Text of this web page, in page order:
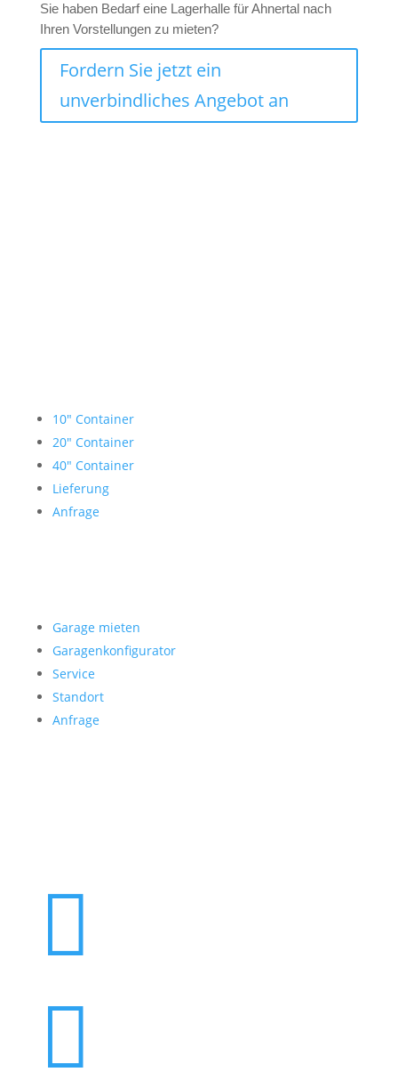
Sie haben Bedarf eine Lagerhalle für Ahnertal nach
Ihren Vorstellungen zu mieten?
Fordern Sie jetzt ein
unverbindliches Angebot an
10″ Container
20″ Container
40″ Container
Lieferung
Anfrage
Garage mieten
Garagenkonfigurator
Service
Standort
Anfrage

